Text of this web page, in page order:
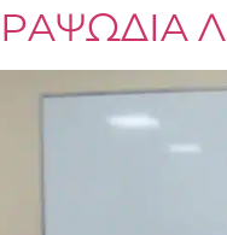
ΡΑΨΩΔΙΑ Λ